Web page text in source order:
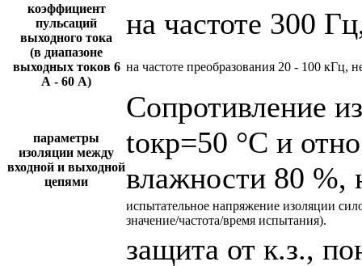
коэффициент
пульсаций
выходного тока
(в диапазоне
выходных токов 6
А - 60 А)
на частоте 300
на частоте преобразования 20 - 100 кГц,
параметры
изоляции между
входной и выходной
цепями
Сопротивление
tокр=50 °С и
влажности 80 %,
испытательное напряжение изоляции
значение/частота/время испытания).
защита от к.з.,